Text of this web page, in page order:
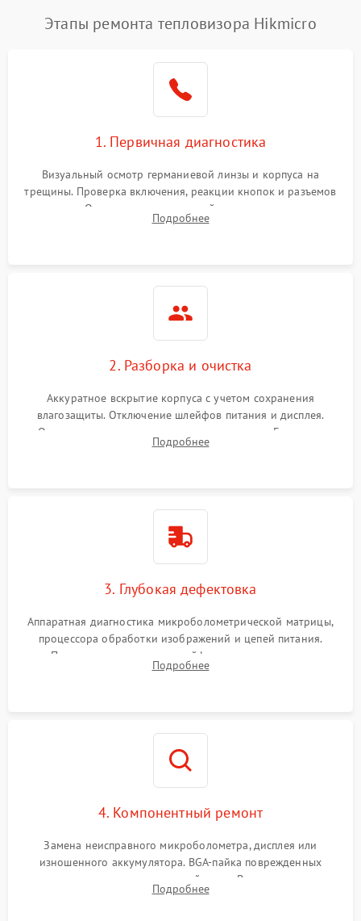
Этапы ремонта тепловизора Hikmicro
1. Первичная диагностика
Визуальный осмотр германиевой линзы и корпуса на
трещины. Проверка включения, реакции кнопок и разъемов
зарядки. Оценка вывода тепловой сигнатуры на экран,
проверка базовых функций и считывание системных
Подробнее
2. Разборка и очистка
Аккуратное вскрытие корпуса с учетом сохранения
влагозащиты. Отключение шлейфов питания и дисплея.
Очистка внутренних плат от окислов и пыли. Бережная
обработка германиевого объектива специализированными
Подробнее
3. Глубокая дефектовка
Аппаратная диагностика микроболометрической матрицы,
процессора обработки изображений и цепей питания.
Проверка целостности шлейфов, модуля памяти и
интерфейсов связи. Выявление сгоревших SMD-компонентов
Подробнее
4. Компонентный ремонт
Замена неисправного микроболометра, дисплея или
изношенного аккумулятора. BGA-пайка поврежденных
контроллеров на материнской плате. Восстановление
разъемов и кнопок, замена поврежденных элементов
Подробнее